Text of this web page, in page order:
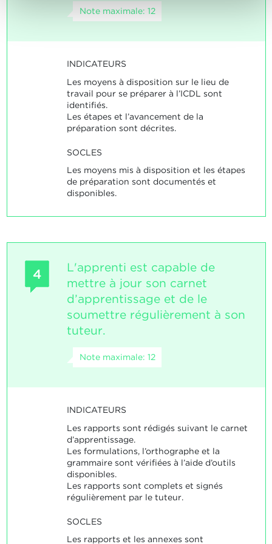
Note maximale: 12
INDICATEURS
Les moyens à disposition sur le lieu de
travail pour se préparer à l’ICDL sont
identifiés.
Les étapes et l’avancement de la
préparation sont décrites.
SOCLES
Les moyens mis à disposition et les étapes
de préparation sont documentés et
disponibles.
4
L'apprenti est capable de
mettre à jour son carnet
d’apprentissage et de le
soumettre régulièrement à son
tuteur.
Note maximale: 12
INDICATEURS
Les rapports sont rédigés suivant le carnet
d’apprentissage.
Les formulations, l’orthographe et la
grammaire sont vérifiées à l’aide d’outils
disponibles.
Les rapports sont complets et signés
régulièrement par le tuteur.
SOCLES
Les rapports et les annexes sont